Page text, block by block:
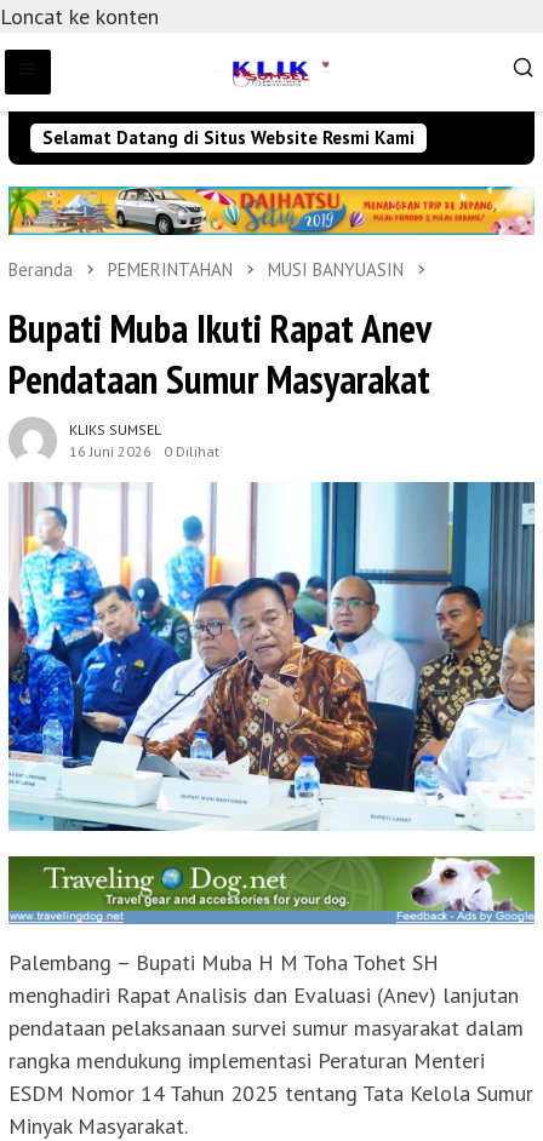
Loncat ke konten
Selamat Datang di Situs Website Resmi Kami
Beranda PEMERINTAHAN MUSI BANYUASIN
Bupati Muba Ikuti Rapat Anev
Pendataan Sumur Masyarakat
KLIKS SUMSEL
16 Juni 2026
0 Dilihat
Palembang – Bupati Muba H M Toha Tohet SH
menghadiri Rapat Analisis dan Evaluasi (Anev) lanjutan
pendataan pelaksanaan survei sumur masyarakat dalam
rangka mendukung implementasi Peraturan Menteri
ESDM Nomor 14 Tahun 2025 tentang Tata Kelola Sumur
Minyak Masyarakat.